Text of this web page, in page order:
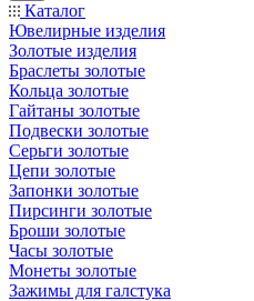
Каталог
Ювелирные изделия
Золотые изделия
Браслеты золотые
Кольца золотые
Гайтаны золотые
Подвески золотые
Серьги золотые
Цепи золотые
Запонки золотые
Пирсинги золотые
Броши золотые
Часы золотые
Монеты золотые
Зажимы для галстука